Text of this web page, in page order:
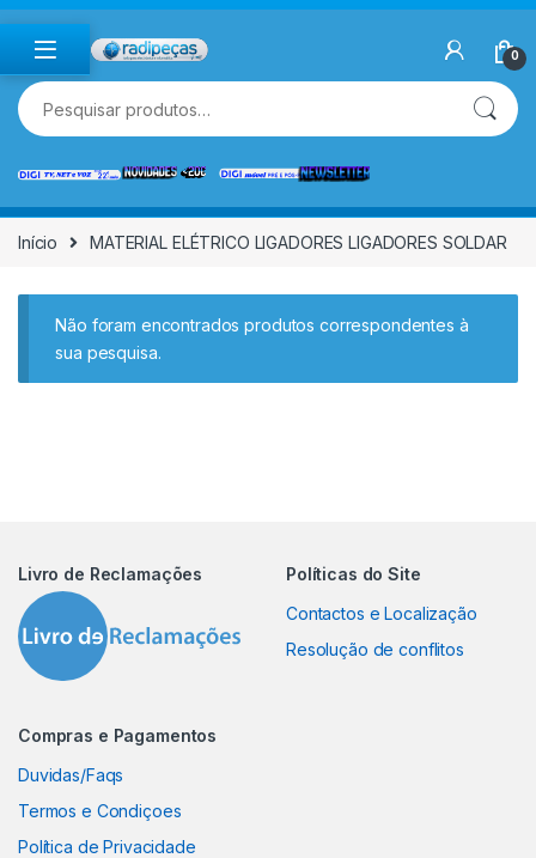
Skip to navigation
Skip to content
0
Pesquisar por:
Início MATERIAL ELÉTRICO LIGADORES LIGADORES SOLDAR
Não foram encontrados produtos correspondentes à
sua pesquisa.
Livro de Reclamações
Políticas do Site
Contactos e Localização
Resolução de conflitos
Compras e Pagamentos
Duvidas/Faqs
Termos e Condiçoes
Política de Privacidade